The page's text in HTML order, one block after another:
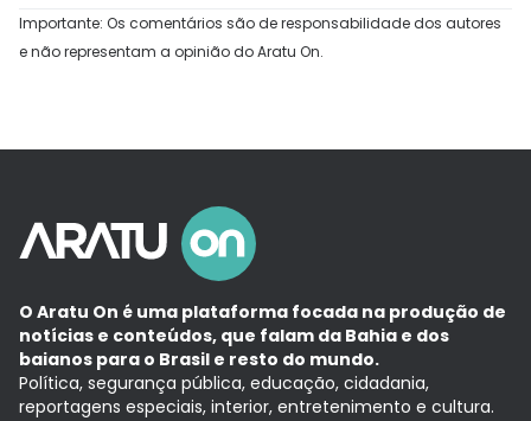
Importante: Os comentários são de responsabilidade dos autores
e não representam a opinião do Aratu On.
O Aratu On é uma plataforma focada na produção de
notícias e conteúdos, que falam da Bahia e dos
baianos para o Brasil e resto do mundo.
Política, segurança pública, educação, cidadania,
reportagens especiais, interior, entretenimento e cultura.